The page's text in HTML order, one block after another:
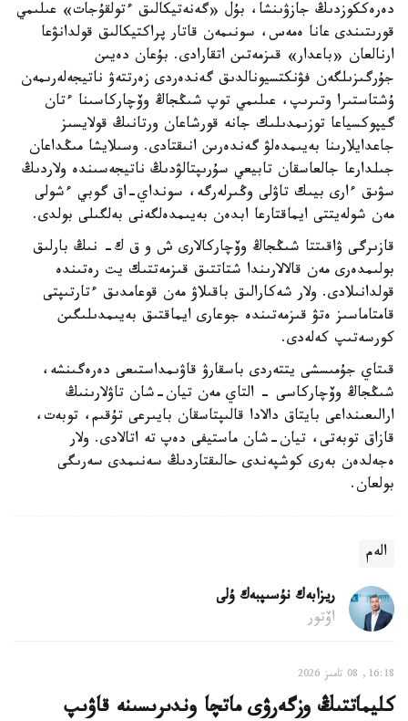
دەرەككوزدىڭ جازۋىنشا، بۇل «گەنەتيكالىق ءتولقۇجات» عىلىمي
قورىتىندى عانا ەمەس، سونىمەن قاتار پراكتيكالىق قولدانۋعا
ارنالعان «باعدار» قىزمەتىن اتقارادى. بۇعان دەيىن
جۇرگىزىلگەن فۋنكتسيونالدىق گەندەردى زەرتتەۋ ناتيجەلەرىمەن
ۇشتاستىرا وتىرىپ، عىلىمي توپ شىڭجاڭ وۆچاركاسىنا ءتان
گيپوكسياعا توزىمدىلىك جانە قورشاعان ورتانىڭ قولايسىز
جاعدايلارىنا بەيىمدەلۋ گەندەرىن انىقتادى. وسىلايشا مىڭداعان
جىلدارعا جالعاسقان تابيعي سۇرىپتالۋدىڭ ناتيجەسىندە ولاردىڭ
سۋىق ءارى بيىك تاۋلى وڭىرلەرگە، سونداي-اق گوبي ءشولى
مەن شولەيتتى ايماقتارعا ابدەن بەيىمدەلگەنى بەلگىلى بولدى.
قازىرگى ۋاقىتتا شىڭجاڭ وۆچاركالارى ش و ق ك- نىڭ بارلىق
بولىمدەرى مەن قالالارىندا شتاتتىق قىزمەتتىك يت رەتىندە
قولدانىلادى. ولار شەكارالىق باقىلاۋ مەن قوعامدىق ءتارتىپتى
قامتاماسىز ەتۋ قىزمەتىندە جوعارى ايماقتىق بەيىمدىلىگىن
كورسەتىپ كەلەدى.
قىتاي جۇمىسشى يتتەردى باسقارۋ قاۋىمداستىعى دەرەگىنشە،
شىڭجاڭ وۆچاركاسى - التاي مەن تيان-شان تاۋلارىنىڭ
ارالىعىنداعى بايتاق دالادا قالىپتاسقان بايىرعى تۇقىم، توبەت،
قازاق توبەتى، تيان-شان ماستيفى دەپ تە اتالادى. ولار
ەجەلدەن بەرى كوشپەندى حالىقتاردىڭ سەنىمدى سەرىگى
بولعان.
الەم
ريزابەك نۇسىپبەك ۇلى
اۆتور
16:18, 08 تامىز 2026
كليماتتىڭ وزگەرۋى ماتچا وندىرىسىنە قاۋىپ